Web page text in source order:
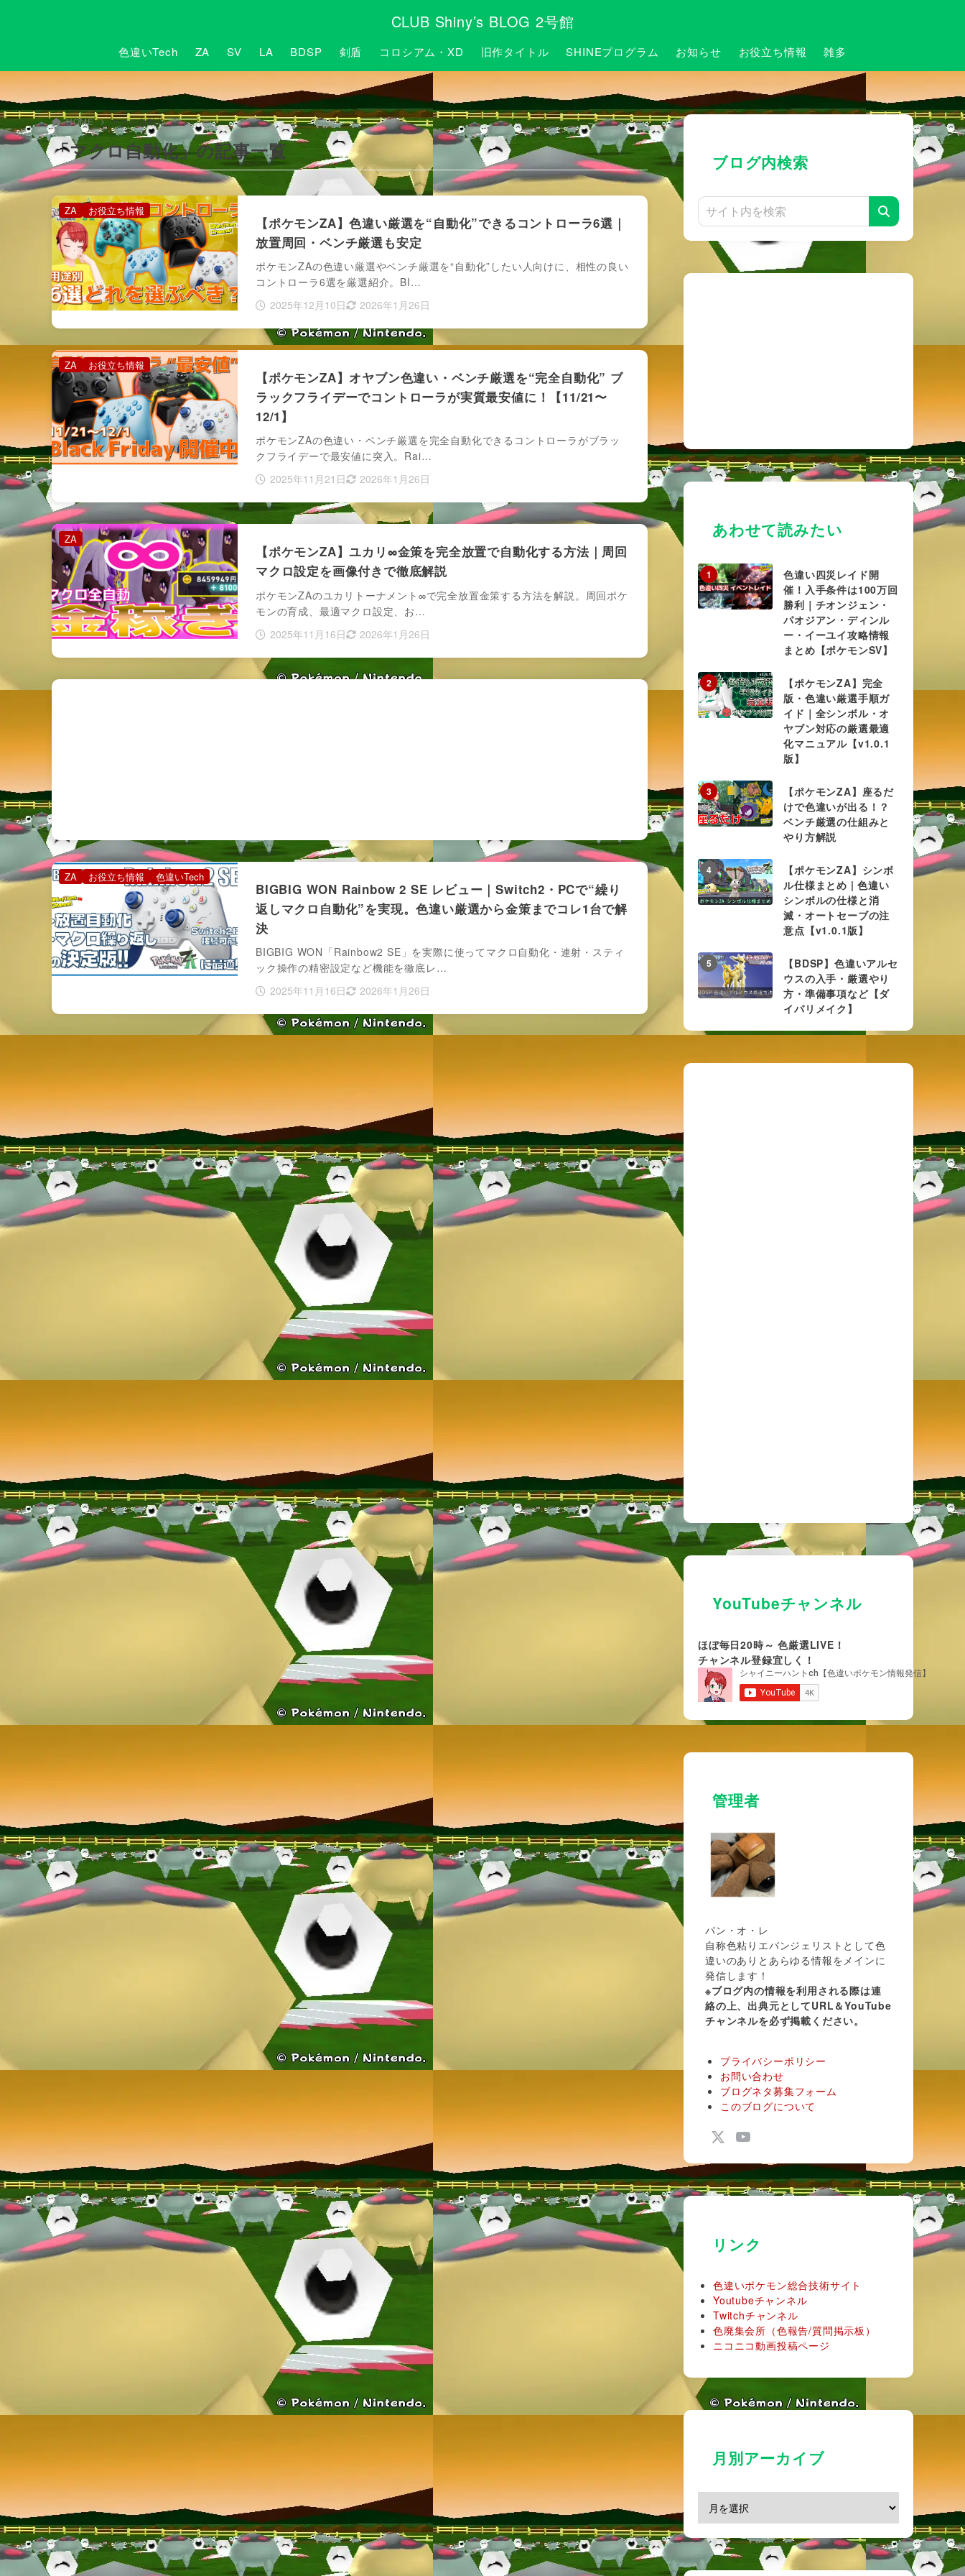
CLUB Shiny’s BLOG 2号館
色違いTech ZA SV LA BDSP 剣盾 コロシアム・XD 旧作タイトル SHINEプログラム お知らせ お役立ち情報 雑多
HOME マクロ自動化
「マクロ自動化」の記事一覧
【ポケモンZA】色違い厳選を“自動化”できるコントローラ6選｜
放置周回・ベンチ厳選も安定
ポケモンZAの色違い厳選やベンチ厳選を“自動化”したい人向けに、相性の良い
コントローラ6選を厳選紹介。BI…
2025年12月10日
2026年1月26日
ZA お役立ち情報
【ポケモンZA】オヤブン色違い・ベンチ厳選を“完全自動化” ブ
ラックフライデーでコントローラが実質最安値に！【11/21〜
12/1】
ポケモンZAの色違い・ベンチ厳選を完全自動化できるコントローラがブラッ
クフライデーで最安値に突入。Rai…
2025年11月21日
2026年1月26日
ZA お役立ち情報
【ポケモンZA】ユカリ∞金策を完全放置で自動化する方法｜周回
マクロ設定を画像付きで徹底解説
ポケモンZAのユカリトーナメント∞で完全放置金策する方法を解説。周回ポケ
モンの育成、最適マクロ設定、お…
2025年11月16日
2026年1月26日
ZA
BIGBIG WON Rainbow 2 SE レビュー｜Switch2・PCで“繰り
返しマクロ自動化”を実現。色違い厳選から金策までコレ1台で解
決
BIGBIG WON「Rainbow2 SE」を実際に使ってマクロ自動化・連射・スティ
ック操作の精密設定など機能を徹底レ…
2025年11月16日
2026年1月26日
ZA お役立ち情報 色違いTech
ブログ内検索
あわせて読みたい
1
色違い四災レイド開
催！入手条件は100万回
勝利｜チオンジェン・
パオジアン・ディンル
ー・イーユイ攻略情報
まとめ【ポケモンSV】
2
【ポケモンZA】完全
版・色違い厳選手順ガ
イド｜全シンボル・オ
ヤブン対応の厳選最適
化マニュアル【v1.0.1
版】
3
【ポケモンZA】座るだ
けで色違いが出る！？
ベンチ厳選の仕組みと
やり方解説
4
【ポケモンZA】シンボ
ル仕様まとめ | 色違い
シンボルの仕様と消
滅・オートセーブの注
意点【v1.0.1版】
5
【BDSP】色違いアルセ
ウスの入手・厳選やり
方・準備事項など【ダ
イパリメイク】
YouTubeチャンネル
ほぼ毎日20時～ 色厳選LIVE！
チャンネル登録宜しく！
管理者
パン・オ・レ
自称色粘りエバンジェリストとして色
違いのありとあらゆる情報をメインに
発信します！
※ブログ内の情報を利用される際は連
絡の上、出典元としてURL＆YouTube
チャンネルを必ず掲載ください。
プライバシーポリシー
お問い合わせ
ブログネタ募集フォーム
このブログについて
リンク
色違いポケモン総合技術サイト
Youtubeチャンネル
Twitchチャンネル
色廃集会所（色報告/質問掲示板）
ニコニコ動画投稿ページ
月別アーカイブ